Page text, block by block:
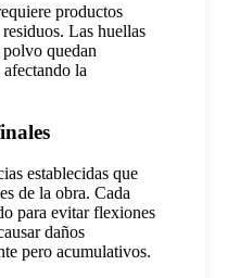
productos
Las huellas
quedan
afectando la
establecidas que
de la obra. Cada
para evitar flexiones
daños
pero acumulativos.